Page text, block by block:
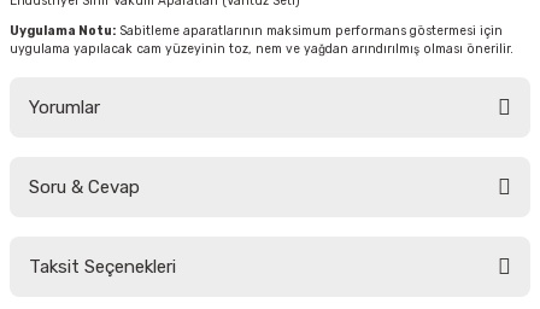
Uygulama Notu: Sabitleme aparatlarının maksimum performans göstermesi için
uygulama yapılacak cam yüzeyinin toz, nem ve yağdan arındırılmış olması önerilir.
Yorumlar
Soru & Cevap
Taksit Seçenekleri